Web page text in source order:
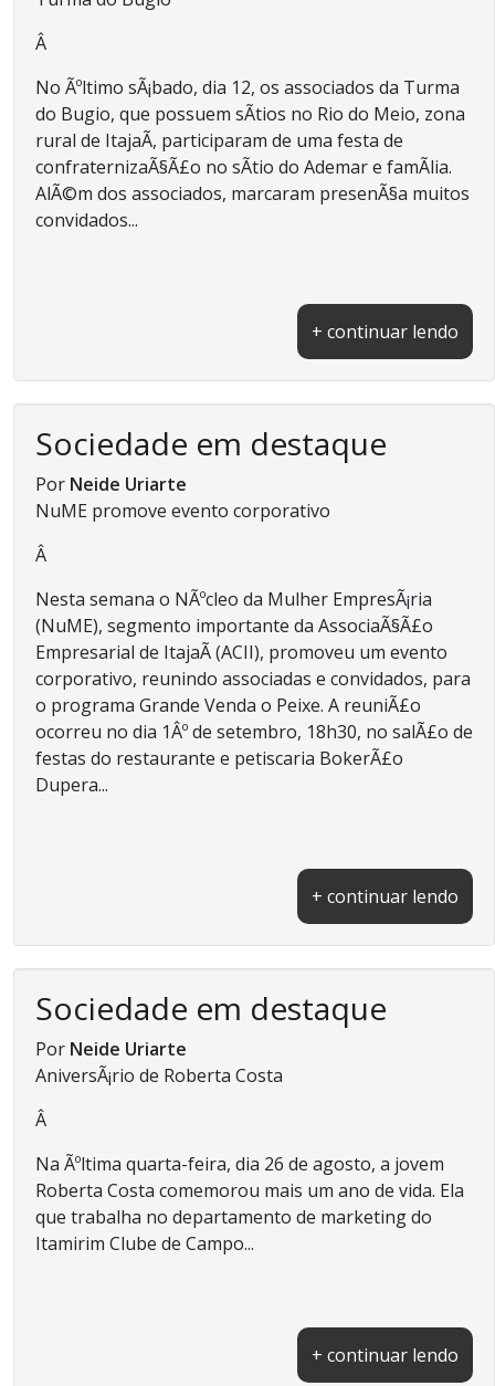
Â
No Ãºltimo sÃ¡bado, dia 12, os associados da Turma
do Bugio, que possuem sÃ­tios no Rio do Meio, zona
rural de ItajaÃ­, participaram de uma festa de
confraternizaÃ§Ã£o no sÃ­tio do Ademar e famÃ­lia.
AlÃ©m dos associados, marcaram presenÃ§a muitos
convidados...
+ continuar lendo
Sociedade em destaque
Por Neide Uriarte
NuME promove evento corporativo
Â
Nesta semana o NÃºcleo da Mulher EmpresÃ¡ria
(NuME), segmento importante da AssociaÃ§Ã£o
Empresarial de ItajaÃ­ (ACII), promoveu um evento
corporativo, reunindo associadas e convidados, para
o programa Grande Venda o Peixe. A reuniÃ£o
ocorreu no dia 1Âº de setembro, 18h30, no salÃ£o de
festas do restaurante e petiscaria BokerÃ£o
Dupera...
+ continuar lendo
Sociedade em destaque
Por Neide Uriarte
AniversÃ¡rio de Roberta Costa
Â
Na Ãºltima quarta-feira, dia 26 de agosto, a jovem
Roberta Costa comemorou mais um ano de vida. Ela
que trabalha no departamento de marketing do
Itamirim Clube de Campo...
+ continuar lendo